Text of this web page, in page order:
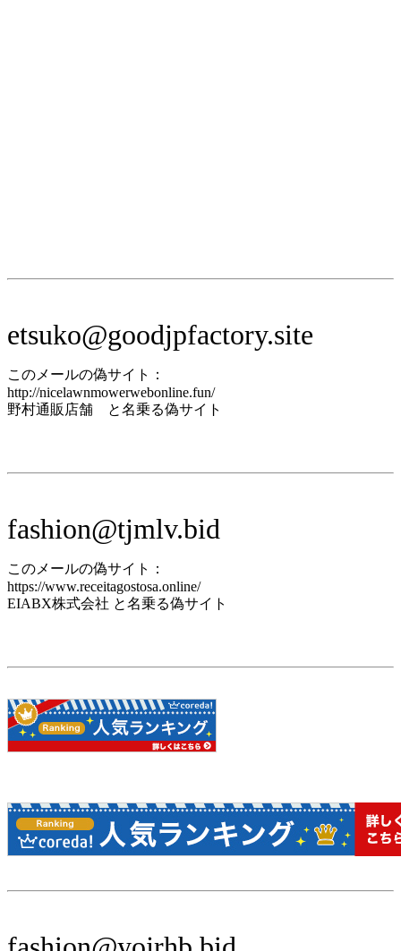
etsuko@goodjpfactory.site
このメールの偽サイト：
http://nicelawnmowerwebonline.fun/
野村通販店舗 と名乗る偽サイト
fashion@tjmlv.bid
このメールの偽サイト：
https://www.receitagostosa.online/
EIABX株式会社 と名乗る偽サイト